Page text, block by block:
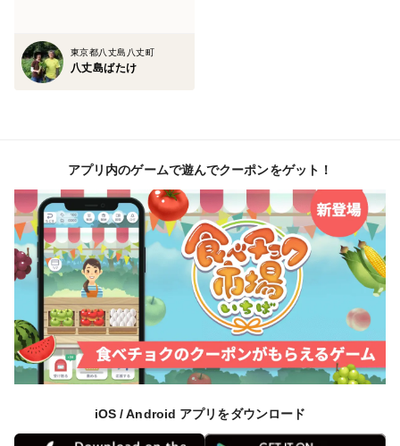
東京都八丈島八丈町
八丈島ばたけ
アプリ内のゲームで遊んでクーポンをゲット！
iOS / Android アプリをダウンロード